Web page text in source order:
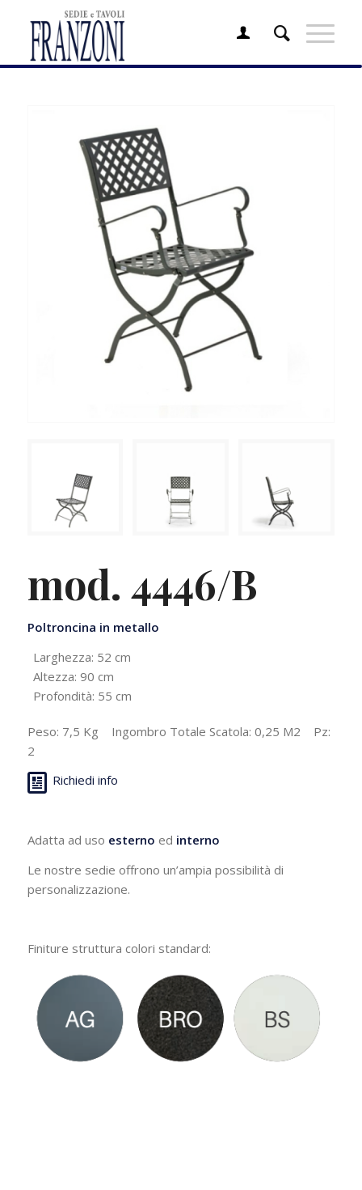
mod. 4446/B
Poltroncina in metallo
Larghezza: 52 cm
Altezza: 90 cm
Profondità: 55 cm
Peso: 7,5 Kg Ingombro Totale Scatola: 0,25 M2 Pz:
2
Richiedi info
Adatta ad uso esterno ed interno
Le nostre sedie offrono un’ampia possibilità di
personalizzazione.
Finiture struttura colori standard: